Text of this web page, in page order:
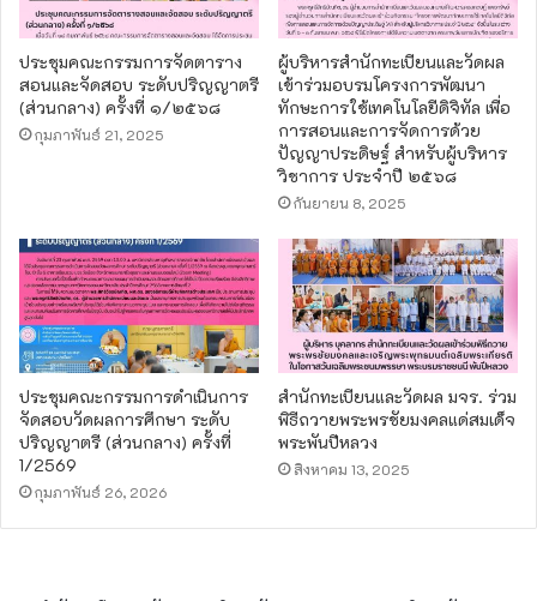
ประชุมคณะกรรมการจัดตาราง
สอนและจัดสอบ ระดับปริญญาตรี
(ส่วนกลาง) ครั้งที่ ๑/๒๕๖๘
กุมภาพันธ์ 21, 2025
ผู้บริหารสำนักทะเบียนและวัดผล
เข้าร่วมอบรมโครงการพัฒนา
ทักษะการใช้เทคโนโลยีดิจิทัล เพื่อ
การสอนและการจัดการด้วย
ปัญญาประดิษฐ์ สำหรับผู้บริหาร
วิชาการ ประจำปี ๒๕๖๘
กันยายน 8, 2025
ประชุมคณะกรรมการดำเนินการ
จัดสอบวัดผลการศึกษา ระดับ
ปริญญาตรี (ส่วนกลาง) ครั้งที่
1/2569
กุมภาพันธ์ 26, 2026
สำนักทะเบียนและวัดผล มจร. ร่วม
พิธีถวายพระพรชัยมงคลแด่สมเด็จ
พระพันปีหลวง
สิงหาคม 13, 2025